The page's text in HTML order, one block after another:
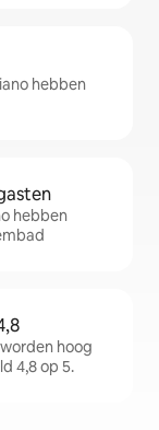
hebben
hebben
hoog
4,8 op 5.